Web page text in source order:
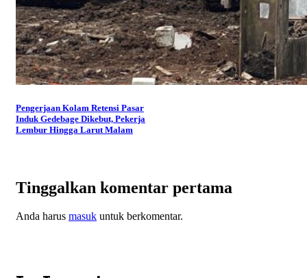
Pengerjaan Kolam Retensi Pasar
Induk Gedebage Dikebut, Pekerja
Lembur Hingga Larut Malam
Tinggalkan komentar pertama
Anda harus masuk untuk berkomentar.